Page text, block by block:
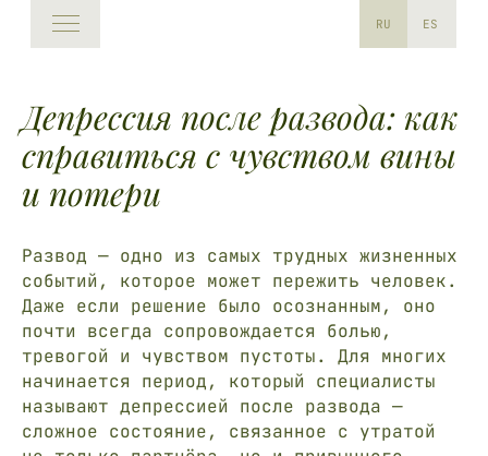
Депрессия после развода: как
справиться с чувством вины
и потери
Развод — одно из самых трудных жизненных
событий, которое может пережить человек.
Даже если решение было осознанным, оно
почти всегда сопровождается болью,
тревогой и чувством пустоты. Для многих
начинается период, который специалисты
называют депрессией после развода —
сложное состояние, связанное с утратой